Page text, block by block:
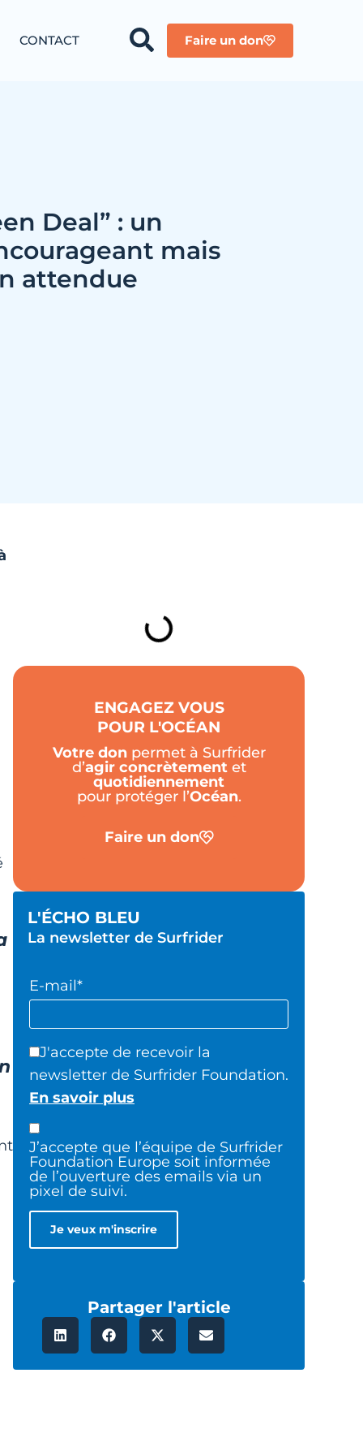
CONTACT Faire un don
Deal” : un
mais
attendue
ENGAGEZ VOUS
POUR L'OCÉAN
Votre donpermet à Surfrider
d’agir concrètementet
quotidiennement
pour protéger l’Océan.
Faire un don
L'ÉCHO BLEU
La newsletter de Surfrider
E-mail*
J'accepte de recevoir la
newsletter de Surfrider Foundation.
En savoir plus
J’accepte que l’équipe de Surfrider
Foundation Europe soit informée
de l’ouverture des emails via un
pixel de suivi.
Partager l'article